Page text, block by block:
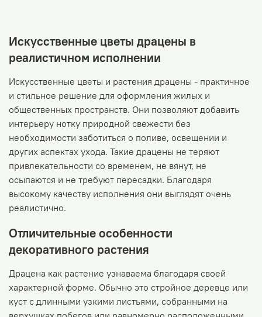
Искусственные цветы драцены в
реалистичном исполнении
Искусственные цветы и растения драцены - практичное
и стильное решение для оформления жилых и
общественных пространств. Они позволяют добавить
интерьеру нотку природной свежести без
необходимости заботиться о поливе, освещении и
других аспектах ухода. Такие драцены не теряют
привлекательности со временем, не вянут, не
осыпаются и не требуют пересадки. Благодаря
высокому качеству исполнения они выглядят очень
реалистично.
Отличительные особенности
декоративного растения
Драцена как растение узнаваема благодаря своей
характерной форме. Обычно это стройное деревце или
куст с длинными узкими листьями, собранными на